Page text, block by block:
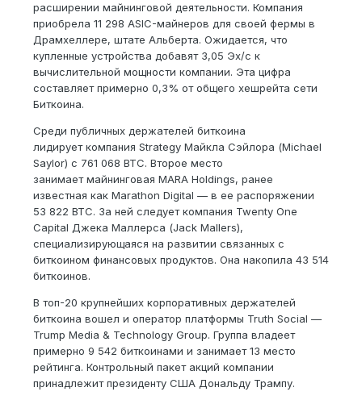
расширении майнинговой деятельности. Компания
приобрела 11 298 ASIC-майнеров для своей фермы в
Драмхеллере, штате Альберта. Ожидается, что
купленные устройства добавят 3,05 Эх/с к
вычислительной мощности компании. Эта цифра
составляет примерно 0,3% от общего хешрейта сети
Биткоина.
Среди публичных держателей биткоина
лидирует компания Strategy Майкла Сэйлора (Michael
Saylor) с 761 068 BTC. Второе место
занимает майнинговая MARA Holdings, ранее
известная как Marathon Digital — в ее распоряжении
53 822 BTC. За ней следует компания Twenty One
Capital Джека Маллерса (Jack Mallers),
специализирующаяся на развитии связанных с
биткоином финансовых продуктов. Она накопила 43 514
биткоинов.
В топ-20 крупнейших корпоративных держателей
биткоина вошел и оператор платформы Truth Social —
Trump Media & Technology Group. Группа владеет
примерно 9 542 биткоинами и занимает 13 место
рейтинга. Контрольный пакет акций компании
принадлежит президенту США Дональду Трампу.